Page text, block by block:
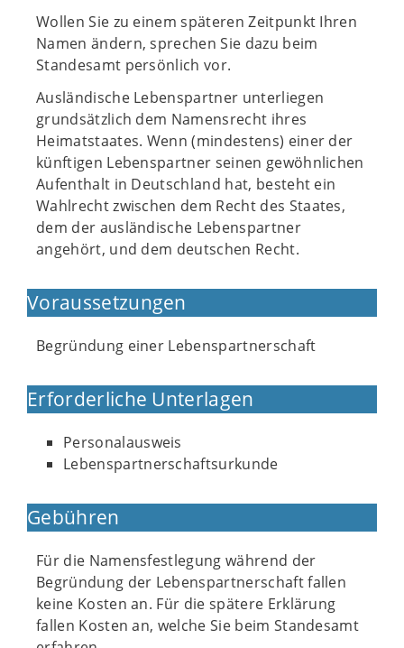
Wollen Sie zu einem späteren Zeitpunkt Ihren
Namen ändern, sprechen Sie dazu beim
Standesamt persönlich vor.
Ausländische Lebenspartner unterliegen
grundsätzlich dem Namensrecht ihres
Heimatstaates. Wenn (mindestens) einer der
künftigen Lebenspartner seinen gewöhnlichen
Aufenthalt in Deutschland hat, besteht ein
Wahlrecht zwischen dem Recht des Staates,
dem der ausländische Lebenspartner
angehört, und dem deutschen Recht.
Voraussetzungen
Begründung einer Lebenspartnerschaft
Erforderliche Unterlagen
Personalausweis
Lebenspartnerschaftsurkunde
Gebühren
Für die Namensfestlegung während der
Begründung der Lebenspartnerschaft fallen
keine Kosten an. Für die spätere Erklärung
fallen Kosten an, welche Sie beim Standesamt